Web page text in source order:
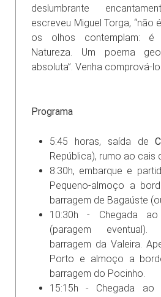
deslumbrante
escreveu Miguel Torga, “não
os olhos contemplam:
Natureza. Um poema
absoluta”. Venha comprová-
Programa
5:45 horas, saída de
República), rumo ao cais
8:30h, embarque e
Pequeno-almoço a
barragem de Bagaúste
10:30h - Chegada
(paragem
barragem da Valeira.
Porto e almoço a
barragem do Pocinho.
15:15h - Chegada ao